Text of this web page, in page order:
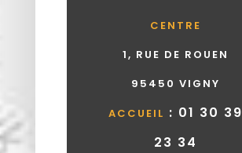
CENTRE
1, RUE DE ROUEN
95450 VIGNY
ACCUEIL : 01 30 39
23 34